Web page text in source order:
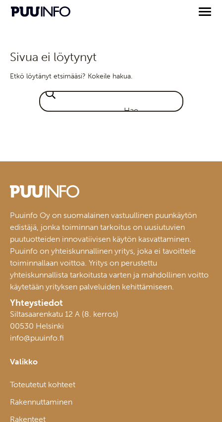
Sivua ei löytynyt
Etkö löytänyt etsimääsi? Kokeile hakua.
Puuinfo Oy on suomalainen vastuullinen puunkäytön
edistäjä, jonka toiminnan tarkoitus on uusiutuvien
puutuotteiden innovatiivisen käytön kasvattaminen.
Puuinfo on yhteiskunnallinen yritys, joka ei tavoittele
toiminnallaan voittoa. Yritys on perustettu
yhteiskunnallista tarkoitusta varten ja mahdollinen voitto
käytetään yrityksen palveluiden kehittämiseen.
Yhteystiedot
Siltasaarenkatu 12 A (8. kerros)
00530 Helsinki
info@puuinfo.fi
Valikko
Toteutetut kohteet
Rakennuttaminen
Rakenteet